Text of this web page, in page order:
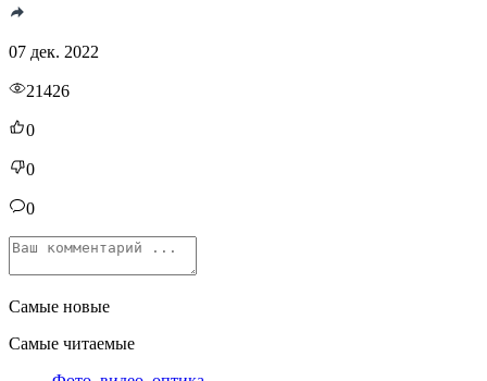
07 дек. 2022
21426
0
0
0
Самые новые
Самые читаемые